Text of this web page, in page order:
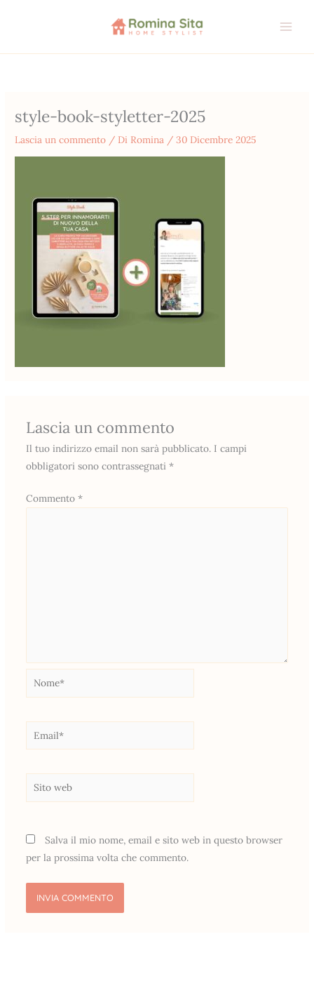
style-book-styletter-2025
Lascia un commento / Di Romina /30 Dicembre 2025
Lascia un commento
Il tuo indirizzo email non sarà pubblicato. I campi
obbligatori sono contrassegnati *
Commento *
Nome*
Email*
Sito
web
Salva il mio nome, email e sito web in questo browser
per la prossima volta che commento.